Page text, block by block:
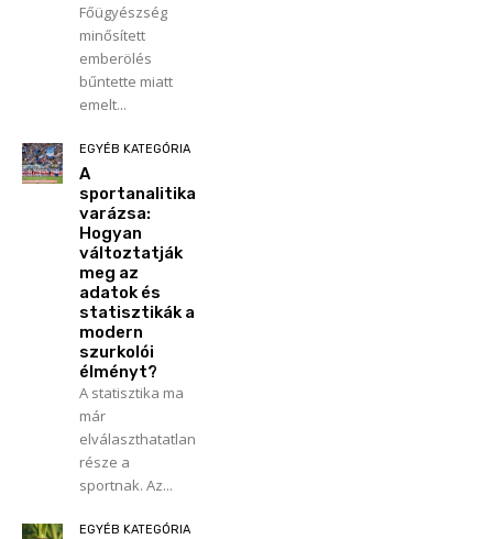
Főügyészség
minősített
emberölés
bűntette miatt
emelt...
EGYÉB KATEGÓRIA
A
sportanalitika
varázsa:
Hogyan
változtatják
meg az
adatok és
statisztikák a
modern
szurkolói
élményt?
A statisztika ma
már
elválaszthatatlan
része a
sportnak. Az...
EGYÉB KATEGÓRIA